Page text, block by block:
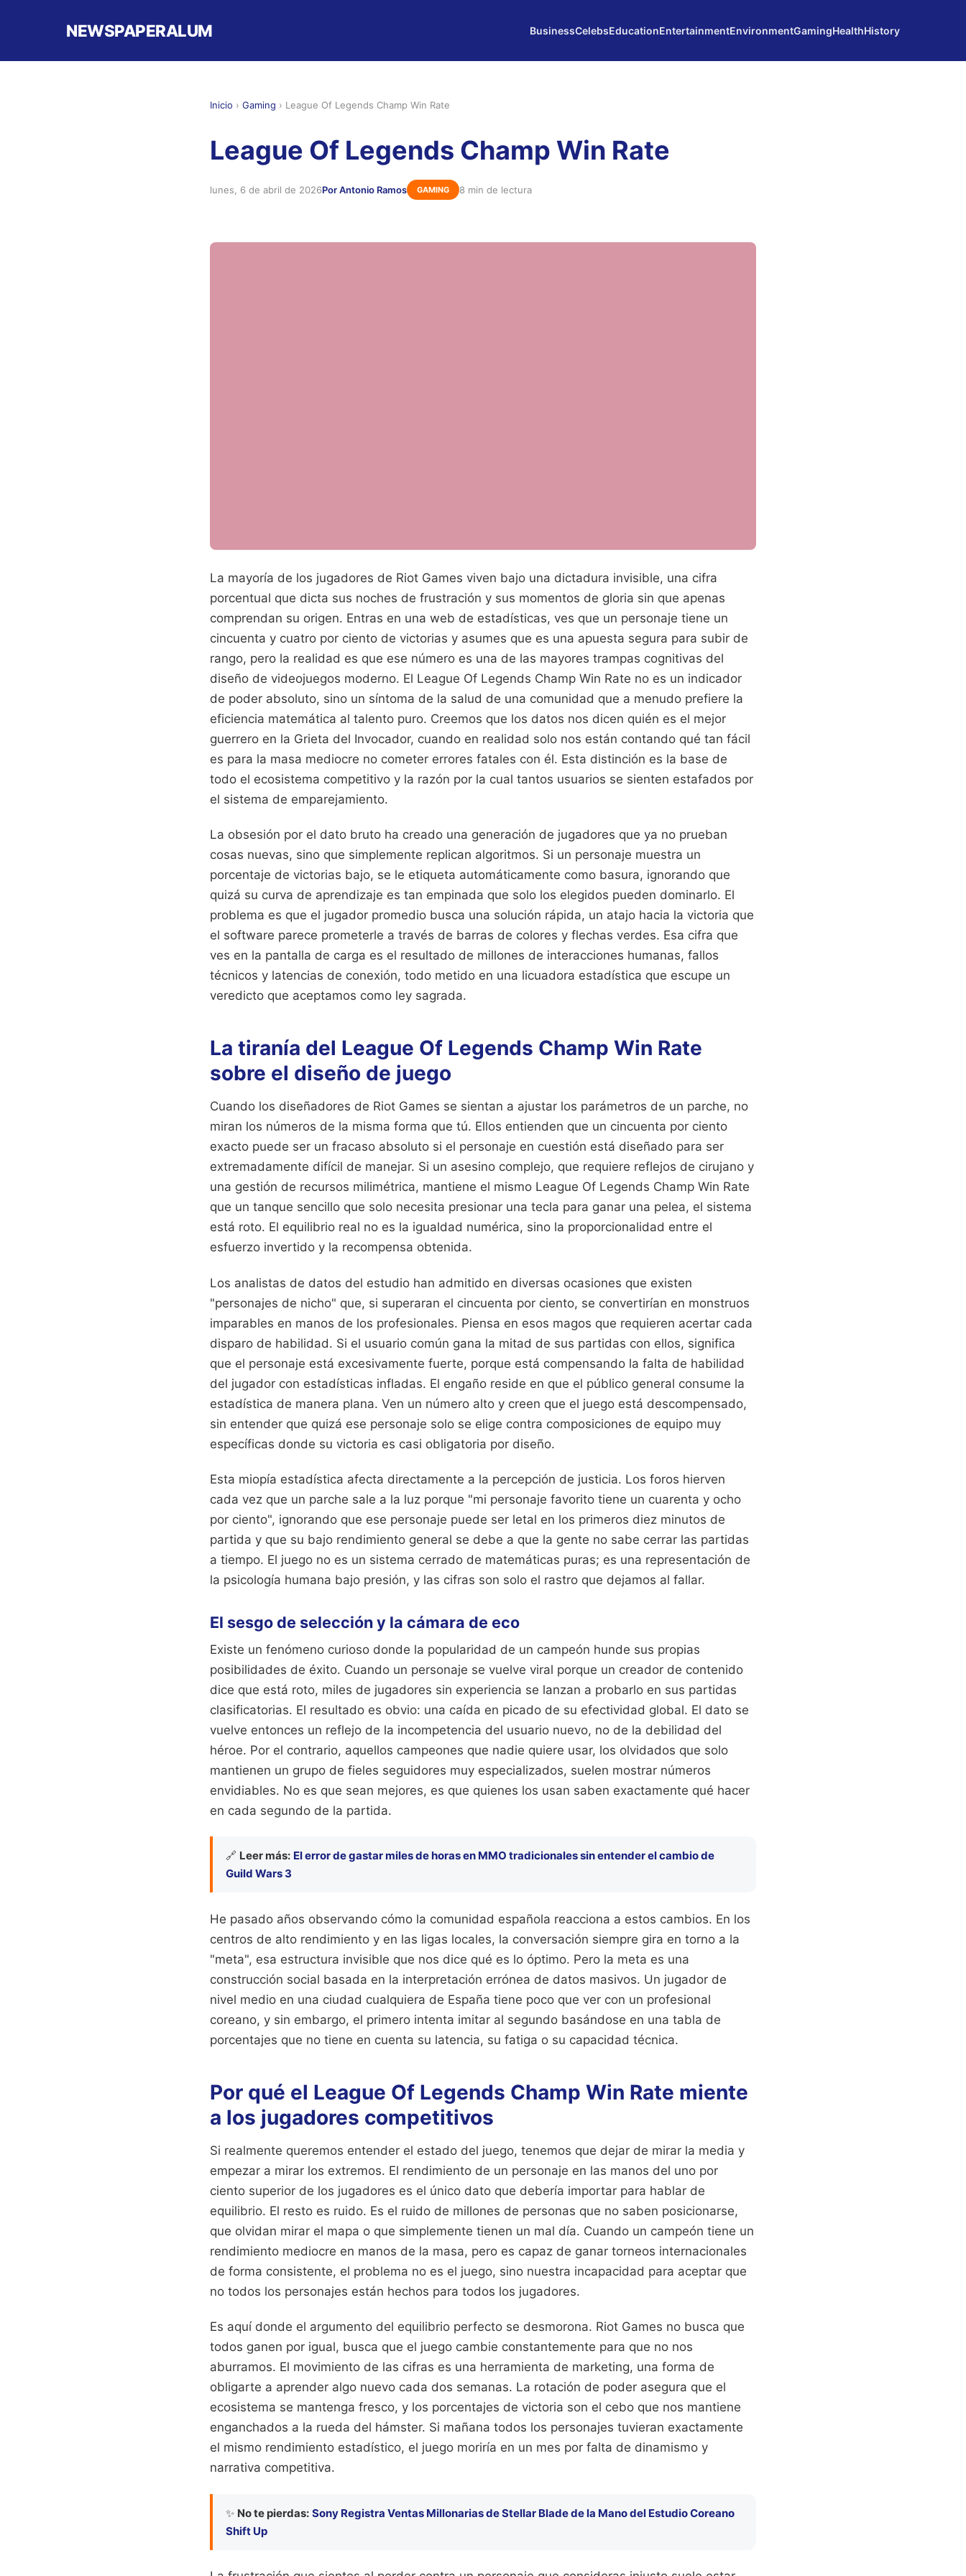
NEWSPAPERALUM BusinessCelebsEducationEntertainmentEnvironmentGamingHealthHistory
Inicio › Gaming › League Of Legends Champ Win Rate
League Of Legends Champ Win Rate
lunes, 6 de abril de 2026Por Antonio Ramos GAMING 8 min de lectura
La mayoría de los jugadores de Riot Games viven bajo una dictadura invisible, una cifra
porcentual que dicta sus noches de frustración y sus momentos de gloria sin que apenas
comprendan su origen. Entras en una web de estadísticas, ves que un personaje tiene un
cincuenta y cuatro por ciento de victorias y asumes que es una apuesta segura para subir de
rango, pero la realidad es que ese número es una de las mayores trampas cognitivas del
diseño de videojuegos moderno. El League Of Legends Champ Win Rate no es un indicador
de poder absoluto, sino un síntoma de la salud de una comunidad que a menudo prefiere la
eficiencia matemática al talento puro. Creemos que los datos nos dicen quién es el mejor
guerrero en la Grieta del Invocador, cuando en realidad solo nos están contando qué tan fácil
es para la masa mediocre no cometer errores fatales con él. Esta distinción es la base de
todo el ecosistema competitivo y la razón por la cual tantos usuarios se sienten estafados por
el sistema de emparejamiento.
La obsesión por el dato bruto ha creado una generación de jugadores que ya no prueban
cosas nuevas, sino que simplemente replican algoritmos. Si un personaje muestra un
porcentaje de victorias bajo, se le etiqueta automáticamente como basura, ignorando que
quizá su curva de aprendizaje es tan empinada que solo los elegidos pueden dominarlo. El
problema es que el jugador promedio busca una solución rápida, un atajo hacia la victoria que
el software parece prometerle a través de barras de colores y flechas verdes. Esa cifra que
ves en la pantalla de carga es el resultado de millones de interacciones humanas, fallos
técnicos y latencias de conexión, todo metido en una licuadora estadística que escupe un
veredicto que aceptamos como ley sagrada.
La tiranía del League Of Legends Champ Win Rate
sobre el diseño de juego
Cuando los diseñadores de Riot Games se sientan a ajustar los parámetros de un parche, no
miran los números de la misma forma que tú. Ellos entienden que un cincuenta por ciento
exacto puede ser un fracaso absoluto si el personaje en cuestión está diseñado para ser
extremadamente difícil de manejar. Si un asesino complejo, que requiere reflejos de cirujano y
una gestión de recursos milimétrica, mantiene el mismo League Of Legends Champ Win Rate
que un tanque sencillo que solo necesita presionar una tecla para ganar una pelea, el sistema
está roto. El equilibrio real no es la igualdad numérica, sino la proporcionalidad entre el
esfuerzo invertido y la recompensa obtenida.
Los analistas de datos del estudio han admitido en diversas ocasiones que existen
"personajes de nicho" que, si superaran el cincuenta por ciento, se convertirían en monstruos
imparables en manos de los profesionales. Piensa en esos magos que requieren acertar cada
disparo de habilidad. Si el usuario común gana la mitad de sus partidas con ellos, significa
que el personaje está excesivamente fuerte, porque está compensando la falta de habilidad
del jugador con estadísticas infladas. El engaño reside en que el público general consume la
estadística de manera plana. Ven un número alto y creen que el juego está descompensado,
sin entender que quizá ese personaje solo se elige contra composiciones de equipo muy
específicas donde su victoria es casi obligatoria por diseño.
Esta miopía estadística afecta directamente a la percepción de justicia. Los foros hierven
cada vez que un parche sale a la luz porque "mi personaje favorito tiene un cuarenta y ocho
por ciento", ignorando que ese personaje puede ser letal en los primeros diez minutos de
partida y que su bajo rendimiento general se debe a que la gente no sabe cerrar las partidas
a tiempo. El juego no es un sistema cerrado de matemáticas puras; es una representación de
la psicología humana bajo presión, y las cifras son solo el rastro que dejamos al fallar.
El sesgo de selección y la cámara de eco
Existe un fenómeno curioso donde la popularidad de un campeón hunde sus propias
posibilidades de éxito. Cuando un personaje se vuelve viral porque un creador de contenido
dice que está roto, miles de jugadores sin experiencia se lanzan a probarlo en sus partidas
clasificatorias. El resultado es obvio: una caída en picado de su efectividad global. El dato se
vuelve entonces un reflejo de la incompetencia del usuario nuevo, no de la debilidad del
héroe. Por el contrario, aquellos campeones que nadie quiere usar, los olvidados que solo
mantienen un grupo de fieles seguidores muy especializados, suelen mostrar números
envidiables. No es que sean mejores, es que quienes los usan saben exactamente qué hacer
en cada segundo de la partida.
🔗 Leer más: El error de gastar miles de horas en MMO tradicionales sin entender el cambio de
Guild Wars 3
He pasado años observando cómo la comunidad española reacciona a estos cambios. En los
centros de alto rendimiento y en las ligas locales, la conversación siempre gira en torno a la
"meta", esa estructura invisible que nos dice qué es lo óptimo. Pero la meta es una
construcción social basada en la interpretación errónea de datos masivos. Un jugador de
nivel medio en una ciudad cualquiera de España tiene poco que ver con un profesional
coreano, y sin embargo, el primero intenta imitar al segundo basándose en una tabla de
porcentajes que no tiene en cuenta su latencia, su fatiga o su capacidad técnica.
Por qué el League Of Legends Champ Win Rate miente
a los jugadores competitivos
Si realmente queremos entender el estado del juego, tenemos que dejar de mirar la media y
empezar a mirar los extremos. El rendimiento de un personaje en las manos del uno por
ciento superior de los jugadores es el único dato que debería importar para hablar de
equilibrio. El resto es ruido. Es el ruido de millones de personas que no saben posicionarse,
que olvidan mirar el mapa o que simplemente tienen un mal día. Cuando un campeón tiene un
rendimiento mediocre en manos de la masa, pero es capaz de ganar torneos internacionales
de forma consistente, el problema no es el juego, sino nuestra incapacidad para aceptar que
no todos los personajes están hechos para todos los jugadores.
Es aquí donde el argumento del equilibrio perfecto se desmorona. Riot Games no busca que
todos ganen por igual, busca que el juego cambie constantemente para que no nos
aburramos. El movimiento de las cifras es una herramienta de marketing, una forma de
obligarte a aprender algo nuevo cada dos semanas. La rotación de poder asegura que el
ecosistema se mantenga fresco, y los porcentajes de victoria son el cebo que nos mantiene
enganchados a la rueda del hámster. Si mañana todos los personajes tuvieran exactamente
el mismo rendimiento estadístico, el juego moriría en un mes por falta de dinamismo y
narrativa competitiva.
✨ No te pierdas: Sony Registra Ventas Millonarias de Stellar Blade de la Mano del Estudio Coreano
Shift Up